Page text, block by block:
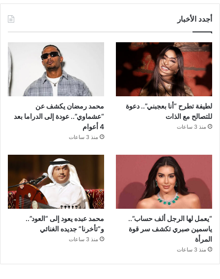
أجدد الأخبار
لطيفة تطرح “أنا بعجبني”.. دعوة
للتصالح مع الذات
منذ 3 ساعات
محمد رمضان يكشف عن
“عشماوي”.. عودة إلى الدراما بعد
4 أعوام
منذ 3 ساعات
“يعمل لها الرجل ألف حساب”..
ياسمين صبري تكشف سر قوة
المرأة
منذ 3 ساعات
محمد عبده يعود إلى “العود”..
و”تأخرنا” جديده الغنائي
منذ 3 ساعات